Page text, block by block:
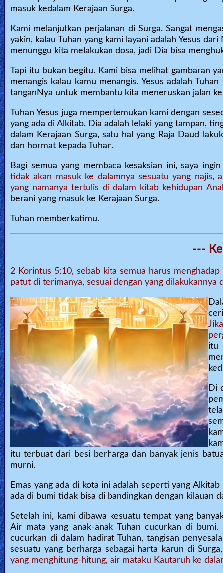
masuk kedalam Kerajaan Surga.
Kami melanjutkan perjalanan di Surga. Sangat
yakin, kalau Tuhan yang kami layani adalah Yesus
menunggu kita melakukan dosa, jadi Dia bisa
Tapi itu bukan begitu. Kami bisa melihat gambaran
menangis kalau kamu menangis. Yesus adalah
tanganNya untuk membantu kita meneruskan jalan
Tuhan Yesus juga mempertemukan kami dengan
yang ada di Alkitab. Dia adalah lelaki yang tampan,
dalam Kerajaan Surga, satu hal yang Raja Daud
dan hormat kepada Tuhan.
Bagi semua yang membaca kesaksian ini, saya
tidak akan masuk ke dalamnya sesuatu yang najis,
yang namanya tertulis di dalam kitab kehidupan
berani yang masuk ke Kerajaan Surga.
Tuhan memberkatimu.
---
2 Korintus 5:10, sebab kita semua harus
patut di terimanya, sesuai dengan yang dilakukannya
itu
Di
itu terbuat dari besi berharga dan banyak jenis
murni.
Emas yang ada di kota ini adalah seperti yang
ada di bumi tidak bisa di bandingkan dengan kilauan
Setelah ini, kami dibawa kesuatu tempat yang
Air mata yang anak-anak Tuhan cucurkan di
cucurkan di dalam hadirat Tuhan, tangisan
sesuatu yang berharga sebagai harta karun di
yang menghitung-hitung, air mataku Kautaruh ke